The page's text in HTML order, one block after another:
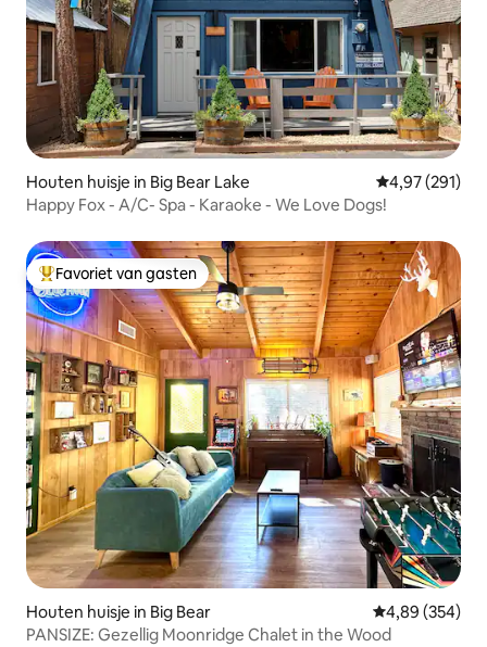
Houten huisje in Big Bear Lake Gemiddelde
4,97 (291)
Happy Fox - A/C- Spa - Karaoke - We Love Dogs!
Topfavoriet van gasten
Favoriet van gasten
Houten huisje in Big Bear Gemiddelde
4,89 (354)
PANSIZE: Gezellig Moonridge Chalet in the Wood